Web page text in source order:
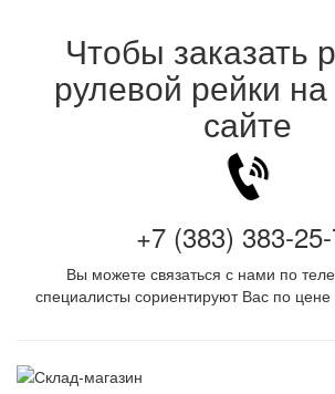
Чтобы заказать
рулевой рейки
сайте
+7 (383) 383-
Вы можете связаться с нами по
специалисты сориентируют Вас по